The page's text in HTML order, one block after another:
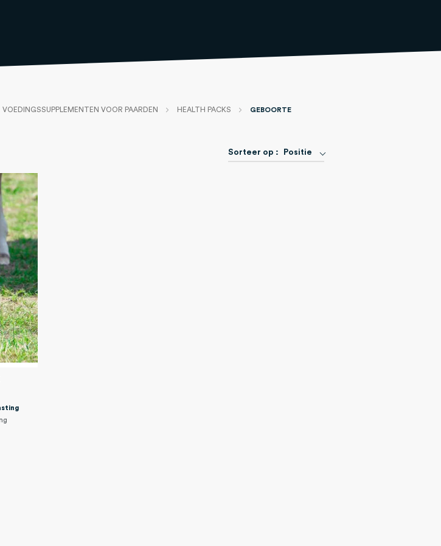
VOEDINGSSUPPLEMENTEN VOOR PAARDEN HEALTH PACKS GEBOORTE
Sorteer op : Positie